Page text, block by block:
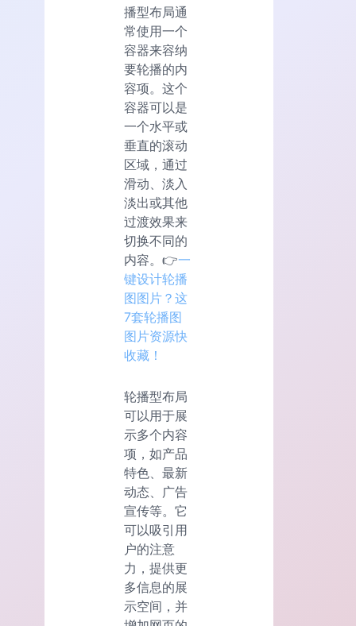
播型布局通
常使用一个
容器来容纳
要轮播的内
容项。这个
容器可以是
一个水平或
垂直的滚动
区域，通过
滑动、淡入
淡出或其他
过渡效果来
切换不同的
内容。👉一
键设计轮播
图图片？这
7套轮播图
图片资源快
收藏！
轮播型布局
可以用于展
示多个内容
项，如产品
特色、最新
动态、广告
宣传等。它
可以吸引用
户的注意
力，提供更
多信息的展
示空间，并